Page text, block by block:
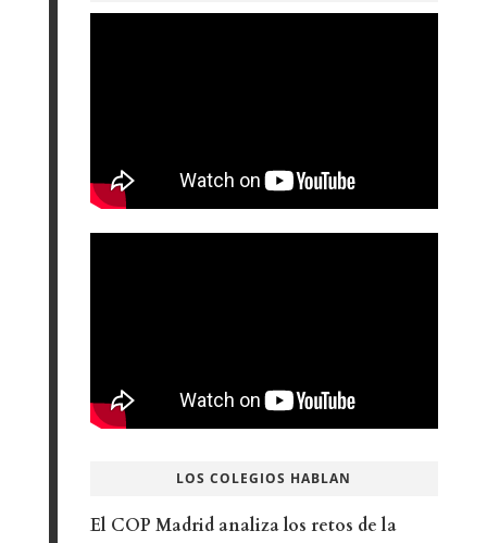
LOS COLEGIOS HABLAN
El COP Madrid analiza los retos de la